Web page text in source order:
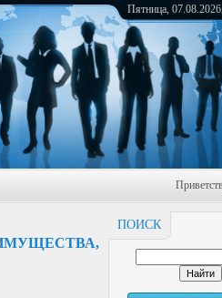
Пятница,
ПОИСК